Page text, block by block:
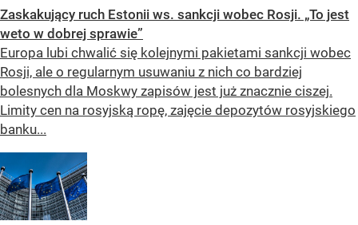
Zaskakujący ruch Estonii ws. sankcji wobec Rosji. „To jest
weto w dobrej sprawie”
Europa lubi chwalić się kolejnymi pakietami sankcji wobec
Rosji, ale o regularnym usuwaniu z nich co bardziej
bolesnych dla Moskwy zapisów jest już znacznie ciszej.
Limity cen na rosyjską ropę, zajęcie depozytów rosyjskiego
banku...